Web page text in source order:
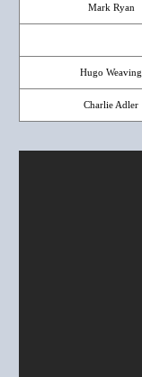
Mark Ryan
Hugo Weaving
Charlie Adler